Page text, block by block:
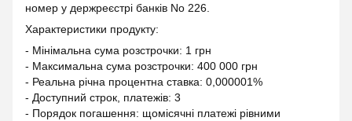
номер у держреєстрі банків No 226.
Характеристики продукту:
- Мінімальна сума розстрочки: 1 грн
- Максимальна сума розстрочки: 400 000 грн
- Реальна річна процентна ставка: 0,000001%
- Доступний строк, платежів: 3
- Порядок погашення: щомісячні платежі рівними